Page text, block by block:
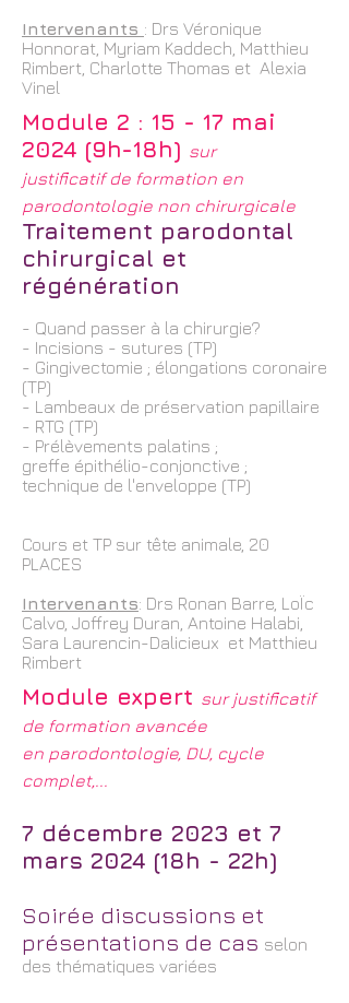
Intervenants : Drs Véronique
Honnorat, Myriam Kaddech, Matthieu
Rimbert, Charlotte Thomas et Alexia
Vinel
Module 2 : 15 - 17 mai
2024 (9h-18h) sur
justificatifde formation en
parodontologie non chirurgicale
Traitement parodontal
chirurgical et
régénération
- Quand passer à la chirurgie?
- Incisions - sutures (TP)
- Gingivectomie ; élongations coronaire
(TP)
- Lambeaux de préservation papillaire
- RTG (TP)
- Prélèvements palatins ;
greffe épithélio-conjonctive ;
technique de l'enveloppe (TP)
Cours et TP sur tête animale, 20
PLACES
Intervenants: Drs Ronan Barre, LoÏc
Calvo, Joffrey Duran, Antoine Halabi,
Sara Laurencin-Dalicieux et Matthieu
Rimbert
Module expert sur justificatif
de formation avancée
en parodontologie, DU, cycle
complet,...
7 décembre 2023 et 7
mars 2024 (18h - 22h)
Soirée discussions et
présentations de cas selon
des thématiques variées